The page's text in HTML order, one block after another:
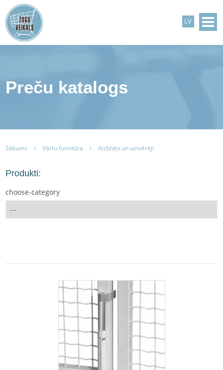
LV
Preču katalogs
Sākums Vārtu furnitūra Aizbīdņi un uztvērēji
Produkti:
choose-category